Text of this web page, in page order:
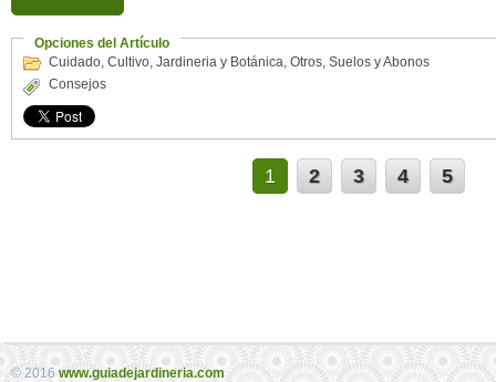
Opciones del Artículo
Cuidado, Cultivo, Jardineria y Botánica, Otros, Suelos y Abonos
Consejos
1 2 3 4 5
© 2016 www.guiadejardineria.com